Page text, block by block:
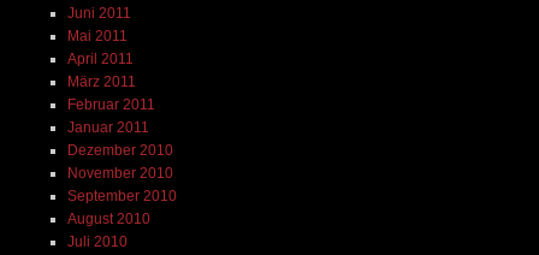
Juni 2011
Mai 2011
April 2011
März 2011
Februar 2011
Januar 2011
Dezember 2010
November 2010
September 2010
August 2010
Juli 2010